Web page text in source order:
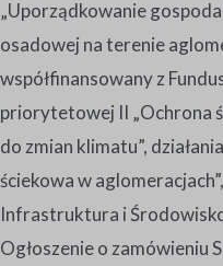
„Uporządkowanie
osadowej na terenie
współfinansowany z
priorytetowej II „Ochrona
do zmian klimatu”,
ściekowa w
Infrastruktura i
Ogłoszenie o zamówieniu